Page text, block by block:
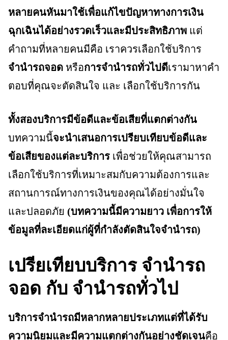
หลายคนหันมาใช้เพื่อแก้ไขปัญหาทางการเงิน
ฉุกเฉินได้อย่างรวดเร็วและมีประสิทธิภาพ แต่
คำถามที่หลายคนมีคือ เราควรเลือกใช้บริการ
จำนำรถจอด หรือการจำนำรถทั่วไปดีเรามาหาคำ
ตอบที่คุณจะตัดสินใจ และ เลือกใช้บริการกัน
ทั้งสองบริการมีข้อดีและข้อเสียที่แตกต่างกัน
บทความนี้จะนำเสนอการเปรียบเทียบข้อดีและ
ข้อเสียของแต่ละบริการ เพื่อช่วยให้คุณสามารถ
เลือกใช้บริการที่เหมาะสมกับความต้องการและ
สถานการณ์ทางการเงินของคุณได้อย่างมั่นใจ
และปลอดภัย (บทความนี้มีความยาว เพื่อการให้
ข้อมูลที่ละเอียดแก่ผู้ที่กำลังตัดสินใจจำนำรถ)
เปรียเทียบบริการ จำนำรถ
จอด กับ จำนำรถทั่วไป
บริการจำนำรถมีหลากหลายประเภทแต่ที่ได้รับ
ความนิยมและมีความแตกต่างกันอย่างชัดเจนคือ